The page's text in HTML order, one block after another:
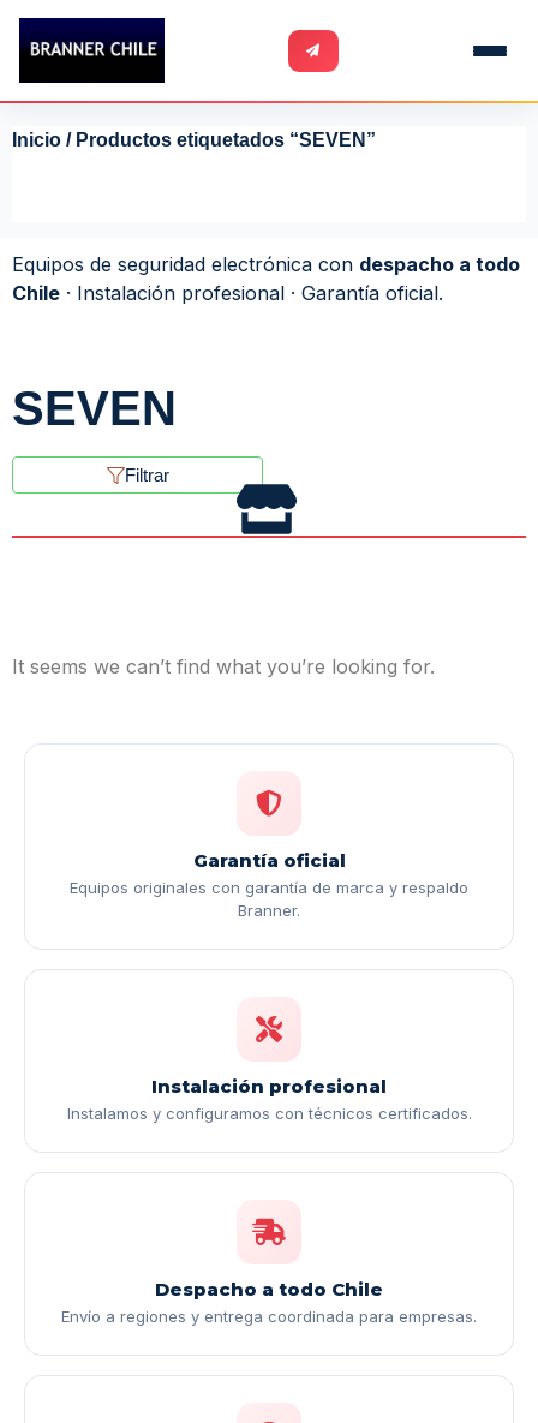
Inicio / Productos etiquetados “SEVEN”
Equipos de seguridad electrónica con despacho a todo
Chile · Instalación profesional · Garantía oficial.
SEVEN
Filtrar
It seems we can’t find what you’re looking for.
Garantía oficial
Equipos originales con garantía de marca y respaldo
Branner.
Instalación profesional
Instalamos y configuramos con técnicos certificados.
Despacho a todo Chile
Envío a regiones y entrega coordinada para empresas.